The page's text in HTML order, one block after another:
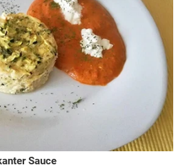
Sauce